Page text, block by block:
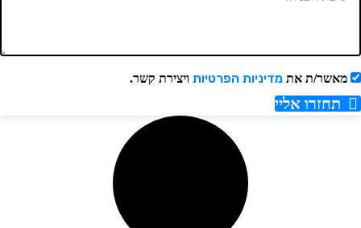
ת אתמדיניות הפרטיותויצירת קשר.
תחזרו אליי